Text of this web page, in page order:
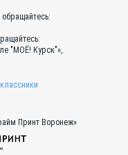
"МОЁ! Курск"»,
Принт Воронеж»